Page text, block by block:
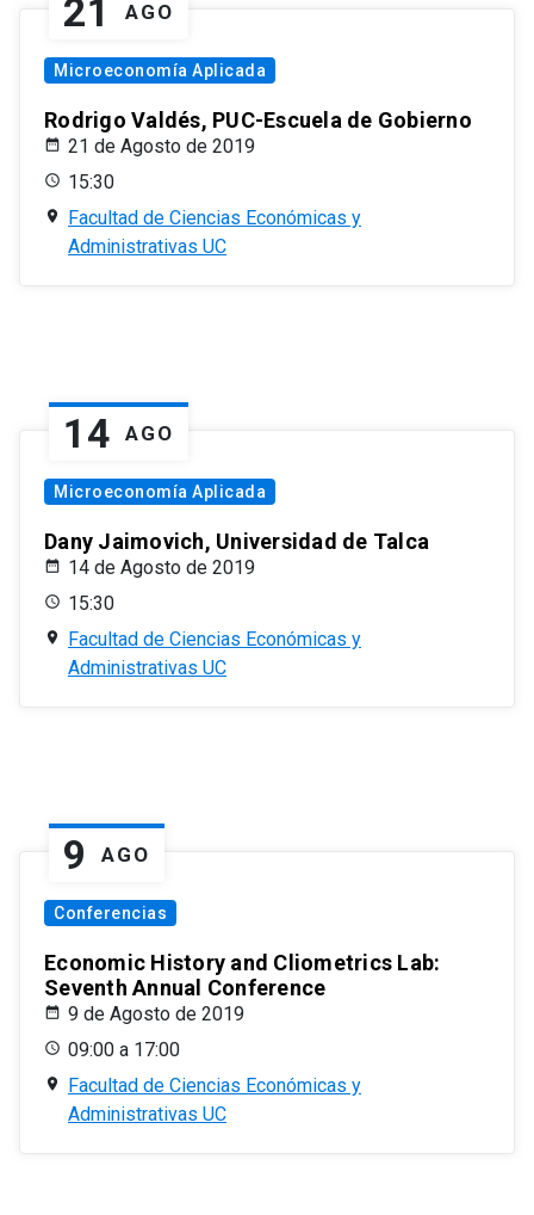
21 AGO
Microeconomía Aplicada
Rodrigo Valdés, PUC-Escuela de Gobierno
21 de Agosto de 2019
15:30
Facultad de Ciencias Económicas y
Administrativas UC
14 AGO
Microeconomía Aplicada
Dany Jaimovich, Universidad de Talca
14 de Agosto de 2019
15:30
Facultad de Ciencias Económicas y
Administrativas UC
9 AGO
Conferencias
Economic History and Cliometrics Lab:
Seventh Annual Conference
9 de Agosto de 2019
09:00 a 17:00
Facultad de Ciencias Económicas y
Administrativas UC